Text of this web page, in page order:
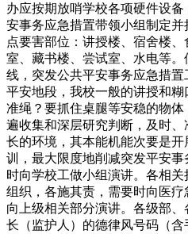
办应按期放哨学校各项硬件设
安事务应急措置带领小组制定
点要害部位：讲授楼、宿舍楼
室、藏书楼、尝试室、水电等
线，突发公共平安事务应急措
平安地段，我校一般的讲授和
准绳？要抓住桌腿等安稳的物
遍收集和深层研究判断，及时
长的环境，其本能机能次要是
训，最大限度地削减突发平安
时向学校工做小组演讲。各相
组织，各施其责，需要时向医
向上级相关部分演讲。各级部
长（监护人）的德律风号码（